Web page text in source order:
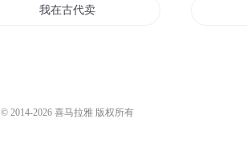
我在古代卖寿司
© 2014-2026 喜马拉雅 版权所有